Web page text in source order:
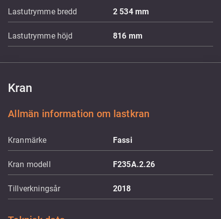
Lastutrymme bredd 2 534 mm
Lastutrymme höjd 816 mm
Kran
Allmän information om lastkran
Kranmärke Fassi
Kran modell F235A.2.26
Tillverkningsår 2018